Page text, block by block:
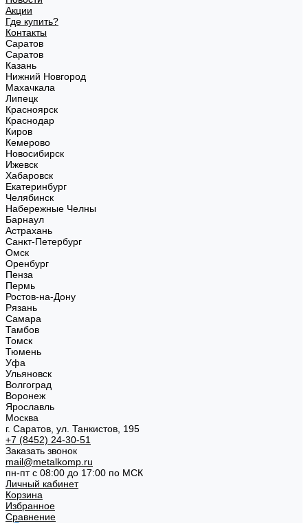
Акции
Где купить?
Контакты
Саратов
Саратов
Казань
Нижний Новгород
Махачкала
Липецк
Красноярск
Краснодар
Киров
Кемерово
Новосибирск
Ижевск
Хабаровск
Екатеринбург
Челябинск
Набережные Челны
Барнаул
Астрахань
Санкт-Петербург
Омск
Оренбург
Пенза
Пермь
Ростов-на-Дону
Рязань
Самара
Тамбов
Томск
Тюмень
Уфа
Ульяновск
Волгоград
Воронеж
Ярославль
Москва
г. Саратов, ул. Танкистов, 195
+7 (8452) 24-30-51
Заказать звонок
mail@metalkomp.ru
пн-пт с 08:00 до 17:00 по МСК
Личный кабинет
Корзина
Избранное
Сравнение